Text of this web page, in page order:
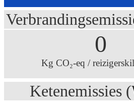
0
Kg CO₂-eq /
Ketenemissies